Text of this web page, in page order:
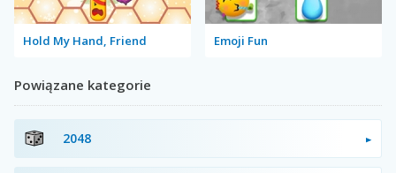
Hold My Hand, Friend Emoji Fun
Powiązane kategorie
2048